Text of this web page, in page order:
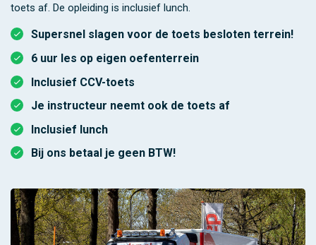
toets af. De opleiding is inclusief lunch.
Supersnel slagen voor de toets besloten terrein!
6 uur les op eigen oefenterrein
Inclusief CCV-toets
Je instructeur neemt ook de toets af
Inclusief lunch
Bij ons betaal je geen BTW!